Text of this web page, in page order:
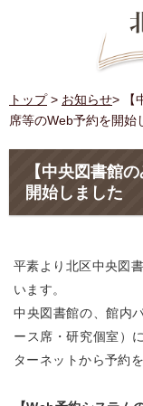
トップ> お知らせ> 【
席等のWeb予約を開始
【中央図書館
開始しました
平素より北区中央図
います。
中央図書館の、館内
ース席・研究個室）
ターネットから予約